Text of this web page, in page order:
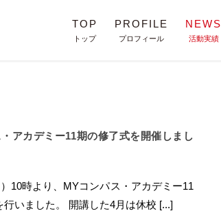
TOP
トップ
PROFILE
プロフィール
NEWS
活動実績
アカデミー11期の修了式を開催しまし
10時より、MYコンパス・アカデミー11
行いました。 開講した4月は休校 [...]